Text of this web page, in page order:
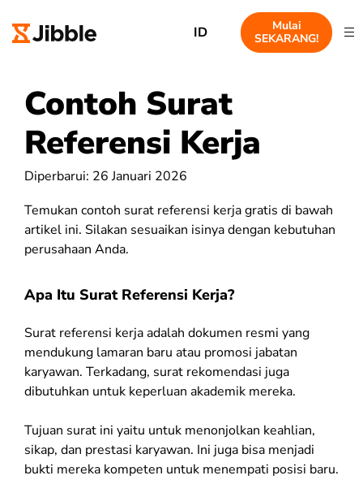
ID
Mulai
SEKARANG!
Contoh Surat
Referensi Kerja
Diperbarui: 26 Januari 2026
Temukan contoh surat referensi kerja gratis di bawah
artikel ini. Silakan sesuaikan isinya dengan kebutuhan
perusahaan Anda.
Apa Itu Surat Referensi Kerja?
Surat referensi kerja adalah dokumen resmi yang
mendukung lamaran baru atau promosi jabatan
karyawan. Terkadang, surat rekomendasi juga
dibutuhkan untuk keperluan akademik mereka.
Tujuan surat ini yaitu untuk menonjolkan keahlian,
sikap, dan prestasi karyawan. Ini juga bisa menjadi
bukti mereka kompeten untuk menempati posisi baru.